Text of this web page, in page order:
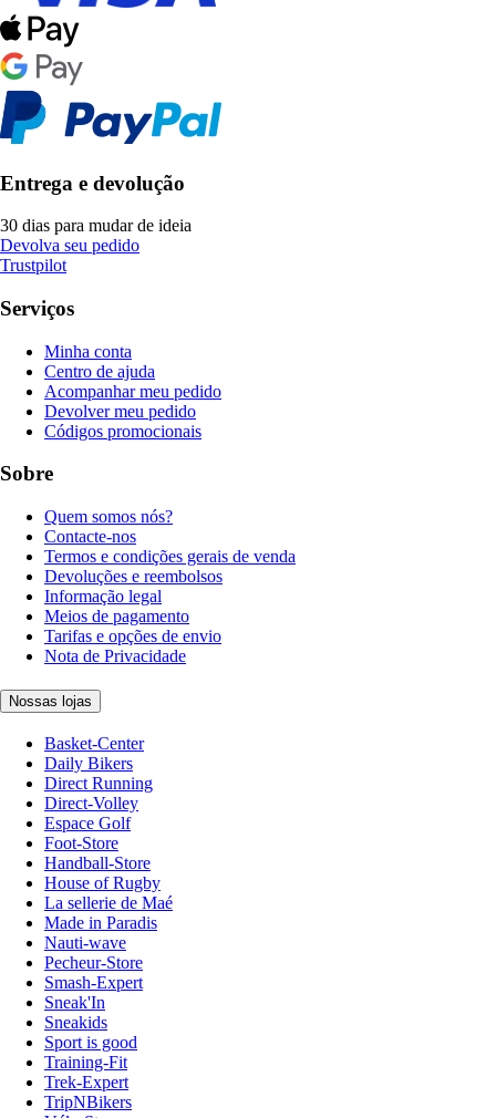
Entrega e devolução
30 dias para mudar de ideia
Devolva seu pedido
Trustpilot
Serviços
Minha conta
Centro de ajuda
Acompanhar meu pedido
Devolver meu pedido
Códigos promocionais
Sobre
Quem somos nós?
Contacte-nos
Termos e condições gerais de venda
Devoluções e reembolsos
Informação legal
Meios de pagamento
Tarifas e opções de envio
Nota de Privacidade
Nossas lojas
Basket-Center
Daily Bikers
Direct Running
Direct-Volley
Espace Golf
Foot-Store
Handball-Store
House of Rugby
La sellerie de Maé
Made in Paradis
Nauti-wave
Pecheur-Store
Smash-Expert
Sneak'In
Sneakids
Sport is good
Training-Fit
Trek-Expert
TripNBikers